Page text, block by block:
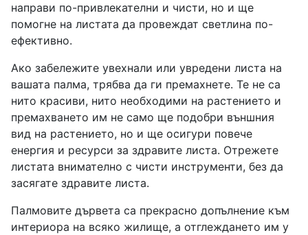
направи по-привлекателни и чисти, но и ще
помогне на листата да провеждат светлина по-
ефективно.
Ако забележите увехнали или увредени листа на
вашата палма, трябва да ги премахнете. Те не са
нито красиви, нито необходими на растението и
премахването им не само ще подобри външния
вид на растението, но и ще осигури повече
енергия и ресурси за здравите листа. Отрежете
листата внимателно с чисти инструменти, без да
засягате здравите листа.
Палмовите дървета са прекрасно допълнение към
интериора на всяко жилище, а отглеждането им у